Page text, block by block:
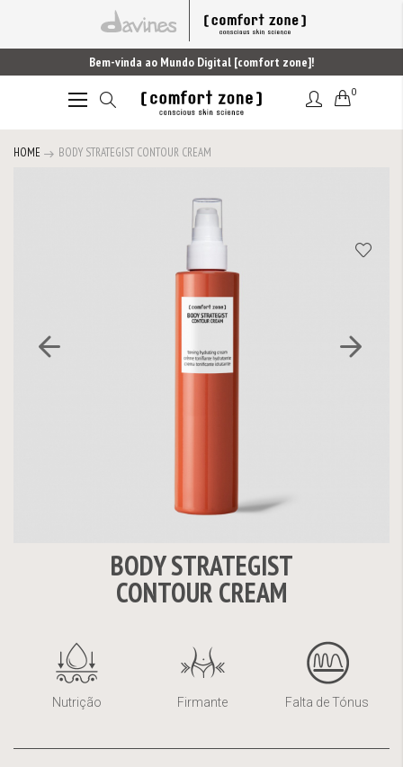
Bem-vinda ao Mundo Digital [comfort zone]!
Alternar
0
HOME BODY STRATEGIST CONTOUR CREAM
BODY STRATEGIST
CONTOUR CREAM
Nutrição Firmante Falta de Tónus